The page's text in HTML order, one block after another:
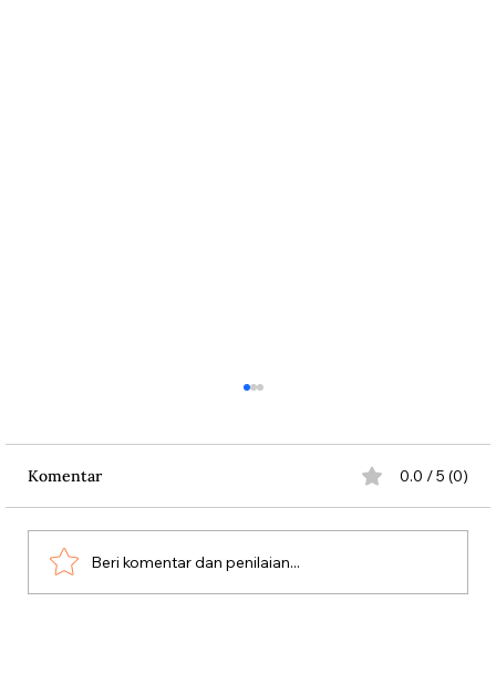
Aksi Koboi Jenderal Moestopo
Komentar 0.0 / 5 (0)
Beri komentar dan penilaian...